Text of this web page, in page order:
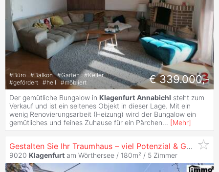
#Büro #Balkon #Garten #Keller
#gefördert #hell #möbliert € 339.000,-
Der gemütliche Bungalow in Klagenfurt Annabichl steht zum
Verkauf und ist ein seltenes Objekt in dieser Lage. Mit ein
wenig Renovierungsarbeit (Heizung) wird der Bungalow ein
gemütliches und feines Zuhause für ein Pärchen... [Mehr]
Gestalten Sie Ihr Traumhaus – viel Potenzial & Garten in
9020 Klagenfurt am Wörthersee / 180m² / 5 Zimmer